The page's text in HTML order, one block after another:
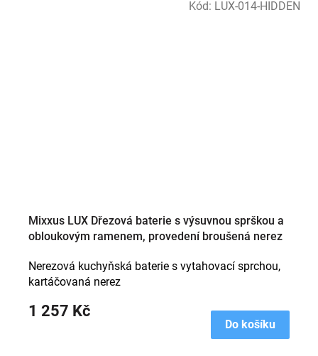
Mixxus LUX Dřezová baterie s výsuvnou sprškou a
obloukovým ramenem, provedení broušená nerez
1 257 Kč
Do košíku
Nerezová kuchyňská baterie s vytahovací sprchou,
kartáčovaná nerez
Kód: LUX-014-HIDDEN